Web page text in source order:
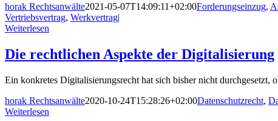
horak Rechtsanwälte2021-05-07T14:09:11+02:00Forderungseinzug,
Vertriebsvertrag, Werkvertrag|
Weiterlesen
Die rechtlichen Aspekte der Digitalisierung
Ein konkretes Digitalisierungsrecht hat sich bisher nicht durchgesetzt,
horak Rechtsanwälte2020-10-24T15:28:26+02:00Datenschutzrecht,
Weiterlesen